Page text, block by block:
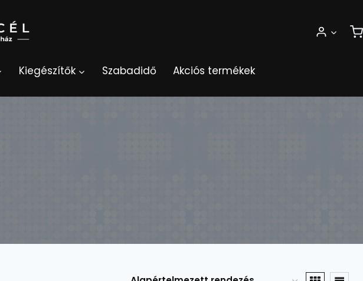
Kiegészítők Szabadidő Akciós termékek